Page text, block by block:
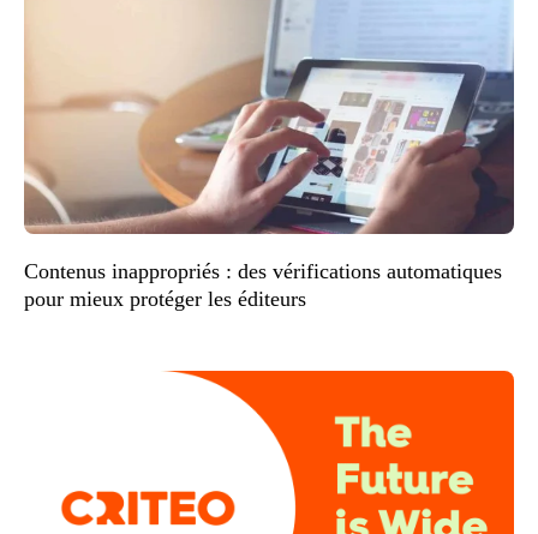
Contenus inappropriés : des vérifications automatiques
pour mieux protéger les éditeurs